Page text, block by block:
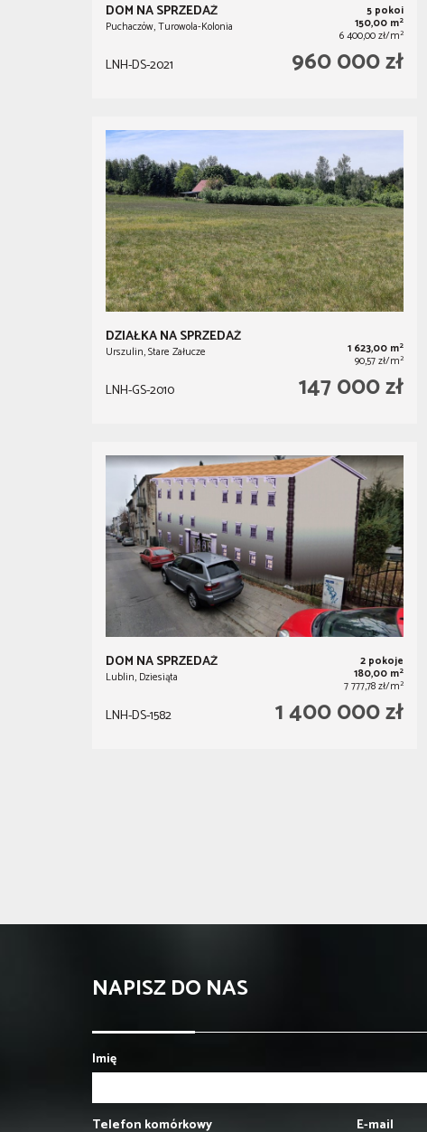
DOM NA SPRZEDAŻ
Puchaczów, Turowola-Kolonia
5 pokoi
150,00 m2
6 400,00 zł/m2
LNH-DS-2021 960 000 zł
DZIAŁKA NA SPRZEDAŻ
Urszulin, Stare Załucze 1 623,00 m2
90,57 zł/m2
LNH-GS-2010 147 000 zł
DOM NA SPRZEDAŻ
Lublin, Dziesiąta
2 pokoje
180,00 m2
7 777,78 zł/m2
LNH-DS-1582 1 400 000 zł
NAPISZ DO NAS
Imię
Telefon komórkowy E-mail